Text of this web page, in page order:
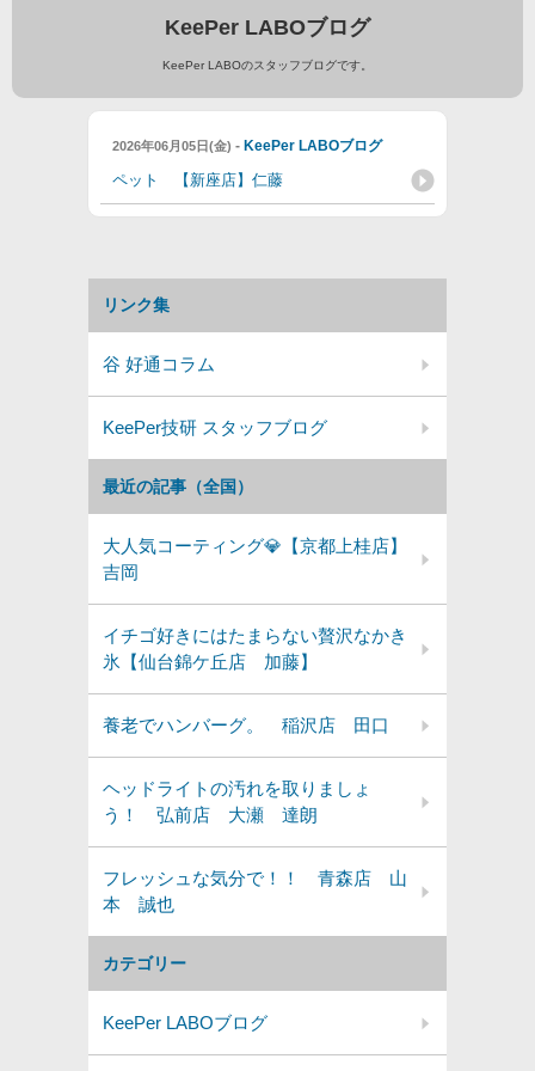
KeePer LABOブログ
KeePer LABOのスタッフブログです。
2026年06月05日(金) - KeePer LABOブログ
ペット 【新座店】仁藤
カテゴリー
KeePer LABOブログ
最近の記事（全国）
大人気コーティング💎【京都上桂店】
吉岡
イチゴ好きにはたまらない贅沢なかき
氷【仙台錦ケ丘店 加藤】
養老でハンバーグ。 稲沢店 田口
ヘッドライトの汚れを取りましょ
う！ 弘前店 大瀬 達朗
フレッシュな気分で！！ 青森店 山
本 誠也
リンク集
谷 好通コラム
KeePer技研 スタッフブログ